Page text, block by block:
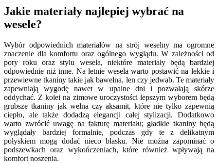
Jakie materiały najlepiej wybrać na
wesele?
Wybór odpowiednich materiałów na strój weselny ma ogromne
znaczenie dla komfortu oraz ogólnego wyglądu. W zależności od
pory roku oraz stylu wesela, niektóre materiały będą bardziej
odpowiednie niż inne. Na letnie wesela warto postawić na lekkie i
przewiewne tkaniny takie jak bawełna, len czy jedwab. Te materiały
zapewniają wygodę nawet w upalne dni i pozwalają skórze
oddychać. Z kolei na zimowe uroczystości lepszym wyborem będą
grubsze tkaniny jak wełna czy aksamit, które nie tylko zapewnią
ciepło, ale także dodadzą elegancji całej stylizacji. Dodatkowo
warto zwrócić uwagę na fakturę materiału; gładkie tkaniny będą
wyglądały bardziej formalnie, podczas gdy te z delikatnym
połyskiem mogą dodać nieco blasku. Nie można zapominać o
podszewkach oraz wykończeniach, które również wpływają na
komfort noszenia.